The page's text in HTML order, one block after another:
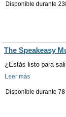
Disponible durante
The Speakeasy
¿Estás listo para
Leer más
Disponible durante